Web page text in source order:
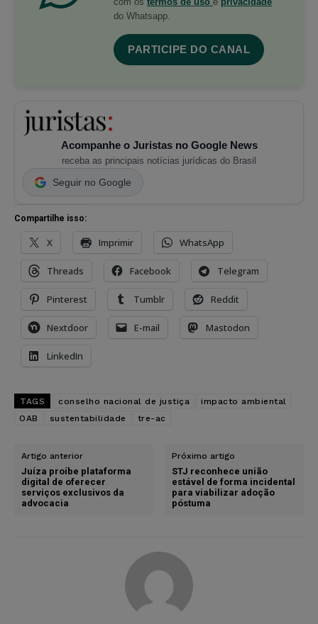
do Whatsapp.
PARTICIPE DO CANAL
Acompanhe o Juristas no Google News
receba as principais notícias jurídicas do Brasil
Seguir no Google
Compartilhe isso:
X Imprimir WhatsApp
Threads Facebook Telegram
Pinterest Tumblr Reddit
Nextdoor E-mail Mastodon
LinkedIn
TAGS conselho nacional de justiça
impacto ambiental
OAB
sustentabilidade tre-ac
Artigo anterior
Juíza proíbe plataforma
digital de oferecer
serviços exclusivos da
advocacia
Próximo artigo
STJ reconhece união
estável de forma incidental
para viabilizar adoção
póstuma